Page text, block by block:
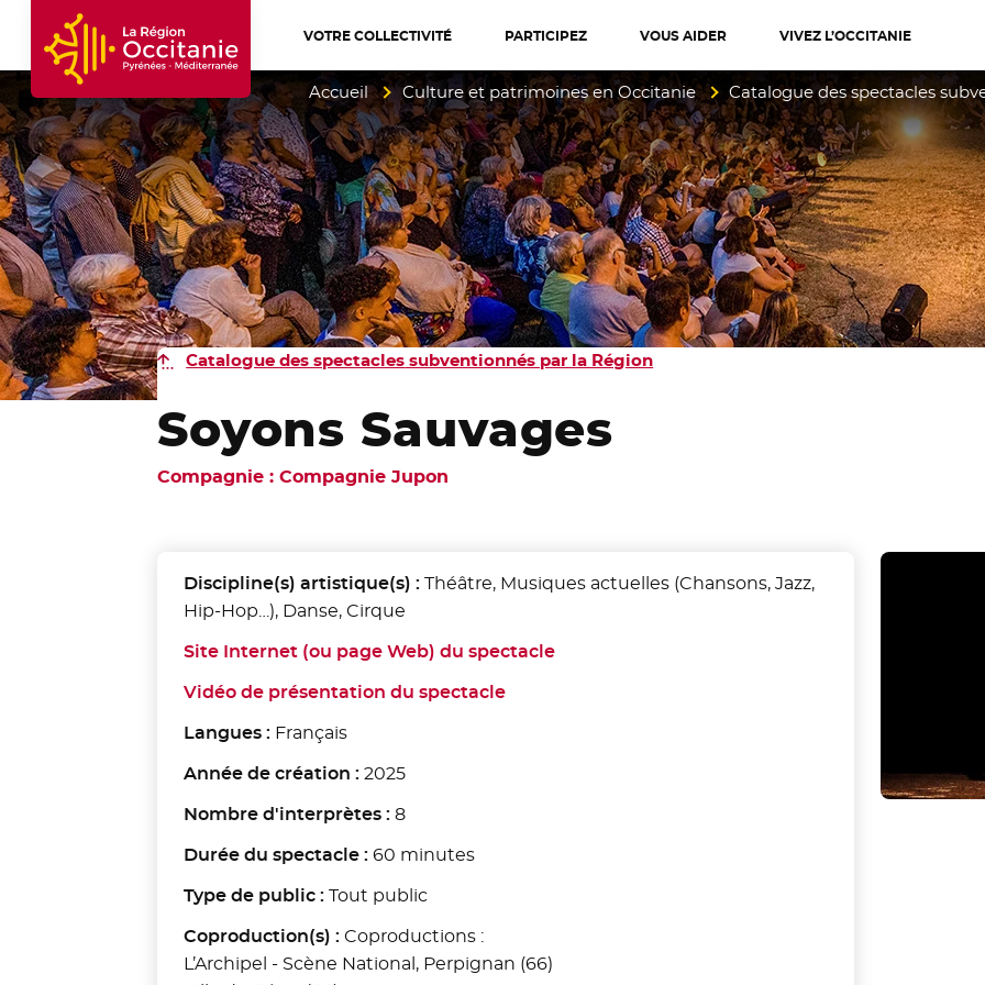
Accueil Région Occitanie / Pyrénées-Méditerranée
VOTRE COLLECTIVITÉ PARTICIPEZ VOUS AIDER VIVEZ L’OCCITANIE
Accueil Culture et patrimoines en Occitanie Catalogue des spectacles
Catalogue des spectacles subventionnés par la Région
Soyons Sauvages
Compagnie : Compagnie Jupon
Discipline(s) artistique(s) : Théâtre, Musiques actuelles (Chansons, Jazz,
Hip-Hop…), Danse, Cirque
Site Internet (ou page Web) du spectacle- Nouvelle fenêtre
Vidéo de présentation du spectacle- Nouvelle fenêtre
Langues : Français
Année de création : 2025
Nombre d'interprètes : 8
Durée du spectacle : 60 minutes
Type de public : Tout public
Coproduction(s) : Coproductions :
L’Archipel - Scène National, Perpignan (66)